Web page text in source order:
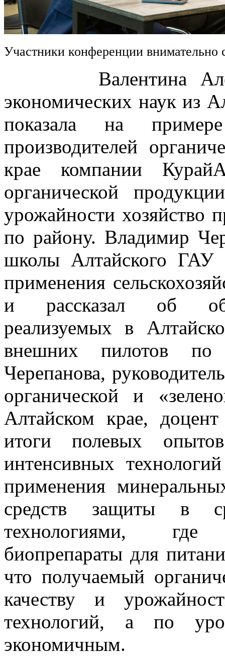
Участники конференции
Валентина
экономических наук из
показала на
производителей
крае компании
органической
урожайности хозяйство
по району. Владимир
школы Алтайского ГАУ
применения
и рассказал об
реализуемых в
внешних пилотов
Черепанова,
органической и
Алтайском крае,
итоги полевых
интенсивных
применения
средств защиты в
технологиями, где
биопрепараты для
что получаемый
качеству и
технологий, а по
экономичным.